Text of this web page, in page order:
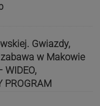
Gwiazdy,
w Makowie
PROGRAM